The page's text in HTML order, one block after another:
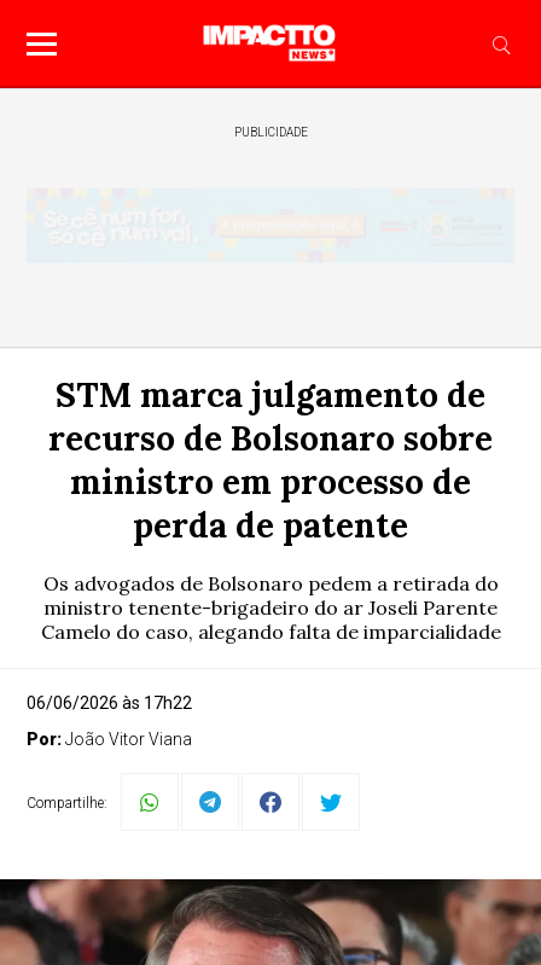
PUBLICIDADE
STM marca julgamento de
recurso de Bolsonaro sobre
ministro em processo de
perda de patente
Os advogados de Bolsonaro pedem a retirada do
ministro tenente-brigadeiro do ar Joseli Parente
Camelo do caso, alegando falta de imparcialidade
06/06/2026 às 17h22
Por:João Vitor Viana
Compartilhe: